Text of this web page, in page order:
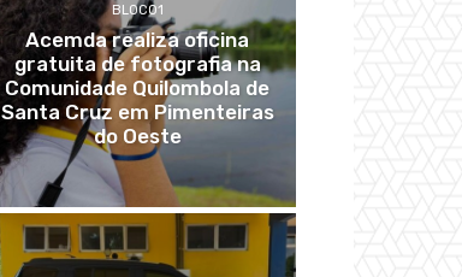
BLOCO1
Acemda realiza oficina
gratuita de fotografia na
Comunidade Quilombola de
Santa Cruz em Pimenteiras
do Oeste